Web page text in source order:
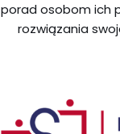
porad osobom ich
rozwiązania